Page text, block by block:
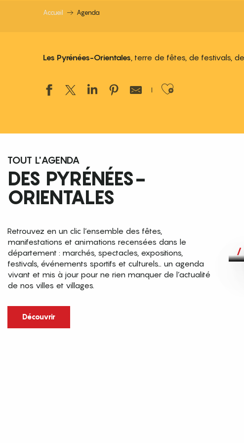
Accueil Agenda
Les Pyrénées-Orientales, terre de fêtes, de festivals,
Ajouter
TOUT L'AGENDA
DES PYRÉNÉES-
ORIENTALES
Retrouvez en un clic l’ensemble des fêtes,
manifestations et animations recensées dans le
département : marchés, spectacles, expositions,
festivals, événements sportifs et culturels… un agenda
vivant et mis à jour pour ne rien manquer de l’actualité
de nos villes et villages.
Découvrir